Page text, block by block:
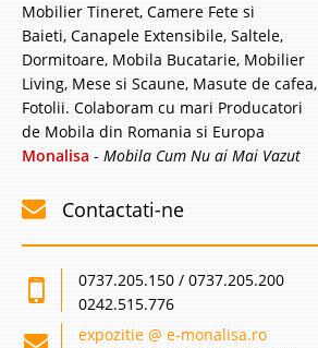
Mobilier Tineret, Camere Fete si
Baieti, Canapele Extensibile, Saltele,
Dormitoare, Mobila Bucatarie, Mobilier
Living, Mese si Scaune, Masute de cafea,
Fotolii. Colaboram cu mari Producatori
de Mobila din Romania si Europa
Monalisa - Mobila Cum Nu ai Mai Vazut
Contactati-ne
0737.205.150 / 0737.205.200
0242.515.776
expozitie @ e-monalisa.ro